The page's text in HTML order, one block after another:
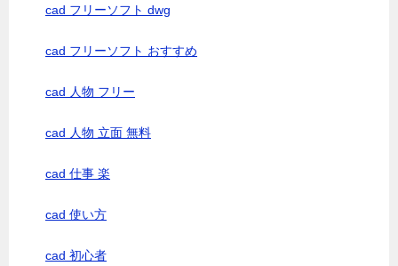
cad フリーソフト dwg
cad フリーソフト おすすめ
cad 人物 フリー
cad 人物 立面 無料
cad 仕事 楽
cad 使い方
cad 初心者